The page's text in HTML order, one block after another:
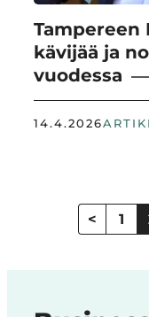
Tampereen
kävijää ja
vuodessa
14.4.2026
sivutus
< 1